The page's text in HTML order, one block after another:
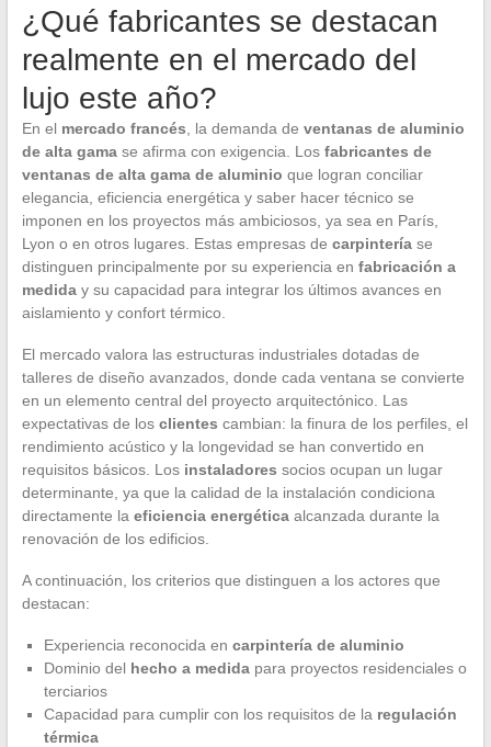
¿Qué fabricantes se destacan
realmente en el mercado del
lujo este año?
En el mercado francés , la demanda de ventanas de aluminio
de alta gamase afirma con exigencia. Los fabricantes de
ventanas de alta gama de aluminio que logran conciliar
elegancia, eficiencia energética y saber hacer técnico se
imponen en los proyectos más ambiciosos, ya sea en París,
Lyon o en otros lugares. Estas empresas de carpinteríase
distinguen principalmente por su experiencia en fabricación a
mediday su capacidad para integrar los últimos avances en
aislamiento y confort térmico.
El mercado valora las estructuras industriales dotadas de
talleres de diseño avanzados, donde cada ventana se convierte
en un elemento central del proyecto arquitectónico. Las
expectativas de los clientes cambian: la finura de los perfiles, el
rendimiento acústico y la longevidad se han convertido en
requisitos básicos. Los instaladores socios ocupan un lugar
determinante, ya que la calidad de la instalación condiciona
directamente la eficiencia energéticaalcanzada durante la
renovación de los edificios.
A continuación, los criterios que distinguen a los actores que
destacan:
Experiencia reconocida en carpintería de aluminio
Dominio del hecho a medidapara proyectos residenciales o
terciarios
Capacidad para cumplir con los requisitos de la regulación
térmica